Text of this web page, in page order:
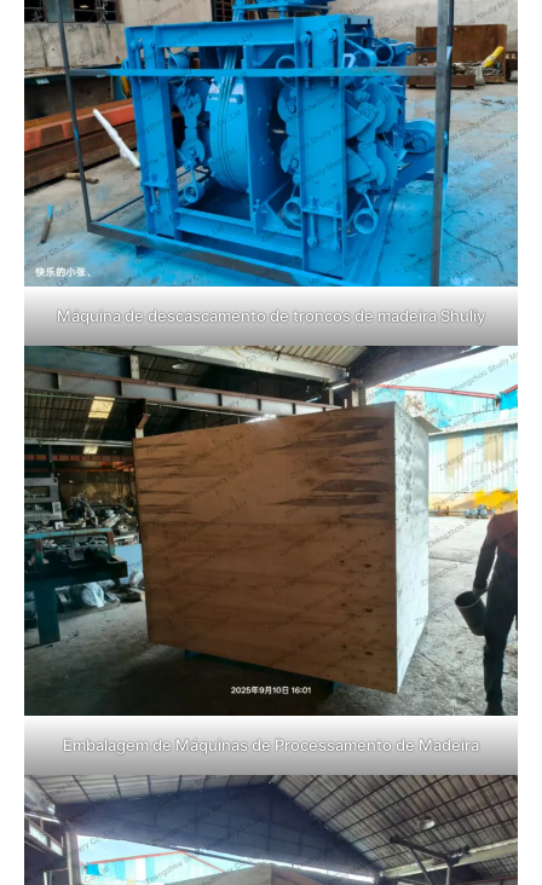
Máquina de descascamento de troncos de madeira Shuliy
Embalagem de Máquinas de Processamento de Madeira